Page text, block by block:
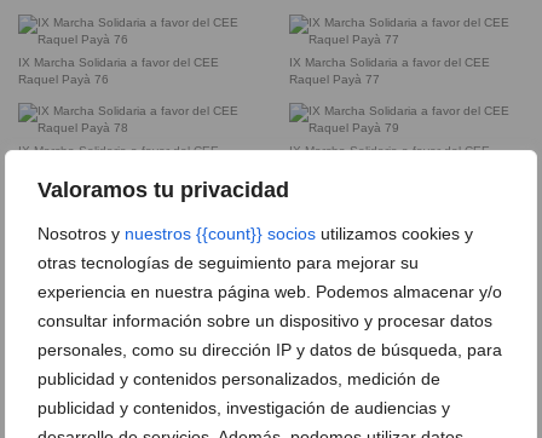
Valoramos tu privacidad
Nosotros y nuestros {{count}} socios utilizamos cookies y
otras tecnologías de seguimiento para mejorar su
experiencia en nuestra página web. Podemos almacenar y/o
consultar información sobre un dispositivo y procesar datos
personales, como su dirección IP y datos de búsqueda, para
publicidad y contenidos personalizados, medición de
publicidad y contenidos, investigación de audiencias y
IX Marcha Solidaria a favor del CEE
Raquel Payà 76
IX Marcha Solidaria a favor del CEE
Raquel Payà 77
IX Marcha Solidaria a favor del CEE
IX Marcha Solidaria a favor del CEE
IX Marcha Solidaria a favor del CEE
Raquel Payà 80
IX Marcha Solidaria a favor del CEE
Raquel Payà 81
IX Marcha Solidaria a favor del CEE
Raquel Payà 82
IX Marcha Solidaria a favor del CEE
Raquel Payà 83
IX Marcha Solidaria a favor del CEE
Raquel Payà 84
IX Marcha Solidaria a favor del CEE
Raquel Payà 85